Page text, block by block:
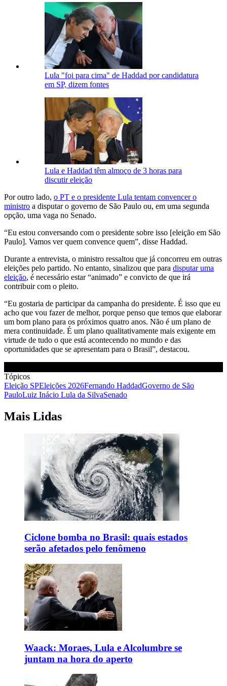
Lula "foi para cima" de Haddad por candidatura
em SP, dizem fontes
Lula e Haddad têm almoço de 3 horas para
discutir eleição
Por outro lado, o PT e o presidente Lula tentam convencer o
ministro a disputar o governo de São Paulo ou, em uma segunda
opção, uma vaga no Senado.
“Eu estou conversando com o presidente sobre isso [eleição em São
Paulo]. Vamos ver quem convence quem”, disse Haddad.
Durante a entrevista, o ministro ressaltou que já concorreu em outras
eleições pelo partido. No entanto, sinalizou que para disputar uma
eleição, é necessário estar “animado” e convicto de que irá
contribuir com o pleito.
“Eu gostaria de participar da campanha do presidente. É isso que eu
acho que vou fazer de melhor, porque penso que temos que elaborar
um bom plano para os próximos quatro anos. Não é um plano de
mera continuidade. É um plano qualitativamente mais exigente em
virtude de tudo o que está acontecendo no mundo e das
oportunidades que se apresentam para o Brasil”, destacou.
Tópicos
Eleição SPEleições 2026Fernando HaddadGoverno de São
PauloLuiz Inácio Lula da SilvaSenado
Mais Lidas
Ciclone bomba no Brasil: quais estados
serão afetados pelo fenômeno
Waack: Moraes, Lula e Alcolumbre se
juntam na hora do aperto